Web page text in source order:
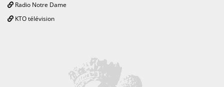
Radio Notre Dame
KTO télévision